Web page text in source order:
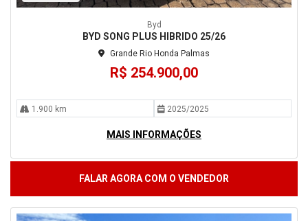
Byd
BYD SONG PLUS HIBRIDO 25/26
Grande Rio Honda Palmas
R$ 254.900,00
1.900 km 2025/2025
MAIS INFORMAÇÕES
FALAR AGORA COM O VENDEDOR